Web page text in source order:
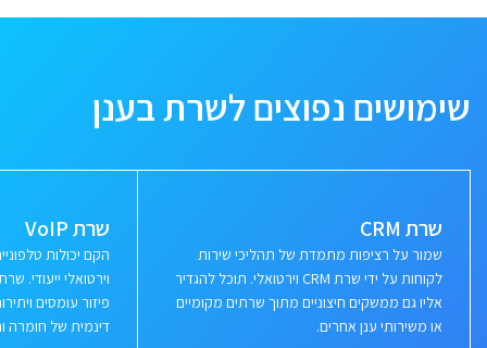
שימושים נפוצים לשרת בענן
שרת CRM
שמור על רציפות מתמדת של תהליכי שירות
לקוחות על ידי שרת CRM וירטואלי. תוכל להגדיר
אליו גם ממשקים חיצוניים מתוך שרתים מקומיים
או משירותי ענן אחרים.
שרת VoIP
הקם יכולות
וירטואלי ייעודי.
פיזור עומסים
דינמית של חומרה